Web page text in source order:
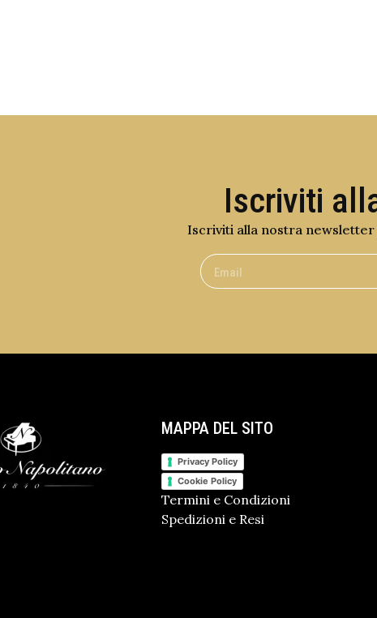
Iscriviti
Iscriviti alla nostra
MAPPA DEL SITO
Privacy Policy
Cookie Policy
Termini e Condizioni
Spedizioni e Resi